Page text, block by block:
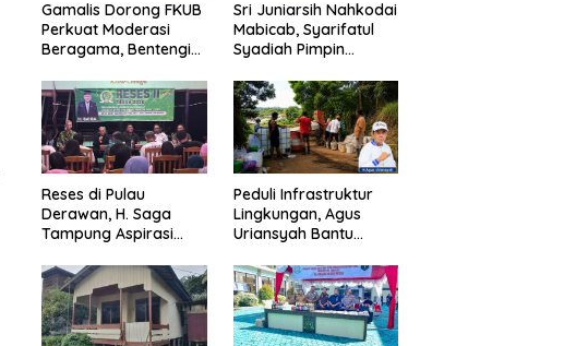
Gamalis Dorong FKUB
Perkuat Moderasi
Beragama, Bentengi
Pemecah Persatuan
Sri Juniarsih Nahkodai
Mabicab, Syarifatul
Syadiah Pimpin
Berau 2026–2031
Reses di Pulau
Derawan, H. Saga
Tampung Aspirasi
Masyarakat Bijak
Sikapi Efisiensi
Anggaran
Peduli Infrastruktur
Lingkungan, Agus
Uriansyah Bantu
Jalan di Gang Angsa